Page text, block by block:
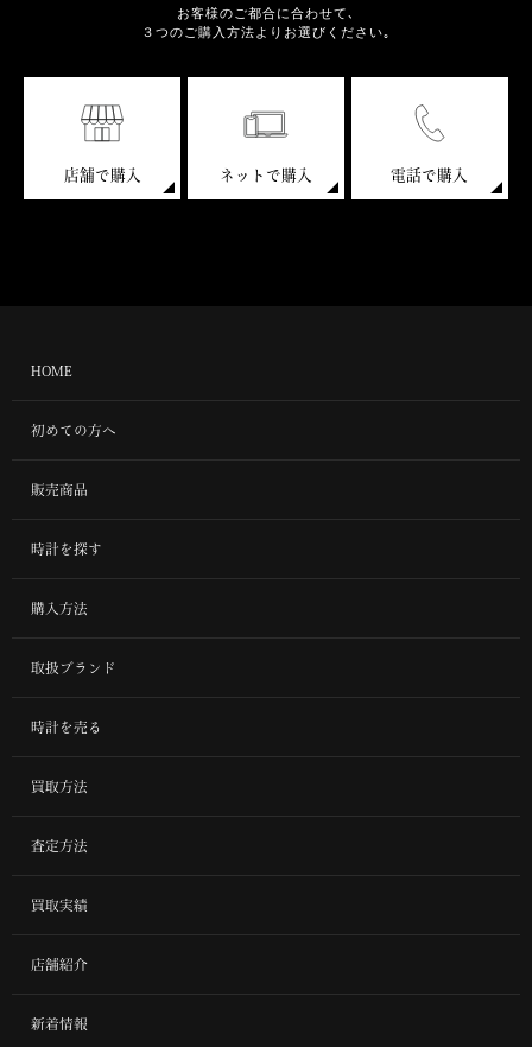
お客様のご都合に合わせて､
３つのご購入方法よりお選びください｡
店舗で購入 ネットで購入 電話で購入
HOME
初めての方へ
販売商品
時計を探す
購入方法
取扱ブランド
時計を売る
買取方法
査定方法
買取実績
店舗紹介
新着情報